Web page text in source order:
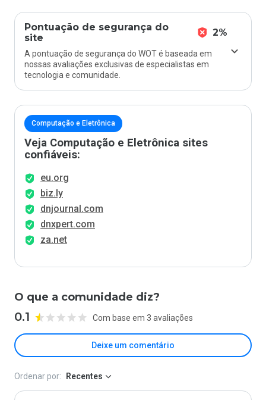
Pontuação de segurança do
site
2%
A pontuação de segurança do WOT é baseada em
nossas avaliações exclusivas de especialistas em
tecnologia e comunidade.
Computação e Eletrônica
Veja Computação e Eletrônica sites
confiáveis:
eu.org
biz.ly
dnjournal.com
dnxpert.com
za.net
O que a comunidade diz?
0.1 Com base em 3 avaliações
Deixe um comentário
Ordenar por: Recentes